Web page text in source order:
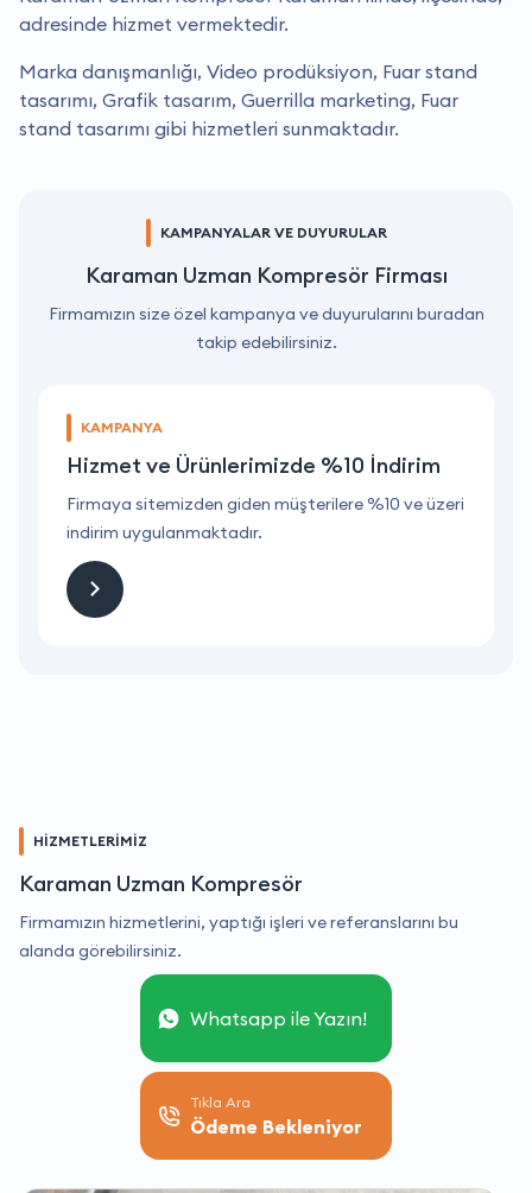
adresinde hizmet vermektedir.
Marka danışmanlığı, Video prodüksiyon, Fuar stand
tasarımı, Grafik tasarım, Guerrilla marketing, Fuar
stand tasarımı gibi hizmetleri sunmaktadır.
KAMPANYALAR VE DUYURULAR
Karaman Uzman Kompresör Firması
Firmamızın size özel kampanya ve duyurularını buradan
takip edebilirsiniz.
KAMPANYA
Hizmet ve Ürünlerimizde %10 İndirim
Firmaya sitemizden giden müşterilere %10 ve üzeri
indirim uygulanmaktadır.
HİZMETLERİMİZ
Karaman Uzman Kompresör
Firmamızın hizmetlerini, yaptığı işleri ve referanslarını bu
alanda görebilirsiniz.
Whatsapp ile Yazın!
Tıkla Ara
Ödeme Bekleniyor